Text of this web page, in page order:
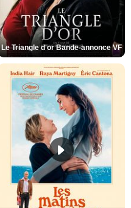
Le Triangle d'or Bande-annonce VF